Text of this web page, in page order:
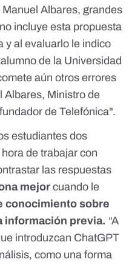
Albares, grandes
incluye esta propuesta
y al evaluarlo le indico
de la Universidad
aún otros errores
Albares, Ministro de
de Telefónica".
estudiantes dos
de trabajar con
las respuestas
mejor cuando le
conocimiento sobre
información previa. “A
introduzcan ChatGPT
como una forma